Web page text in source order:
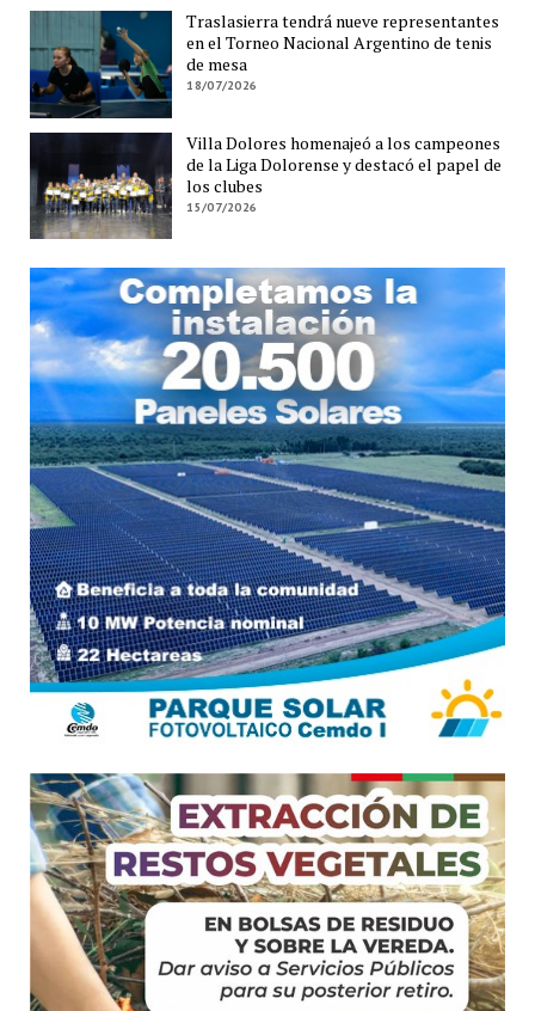
Traslasierra tendrá nueve representantes
en el Torneo Nacional Argentino de tenis
de mesa
18/07/2026
Villa Dolores homenajeó a los campeones
de la Liga Dolorense y destacó el papel de
los clubes
15/07/2026